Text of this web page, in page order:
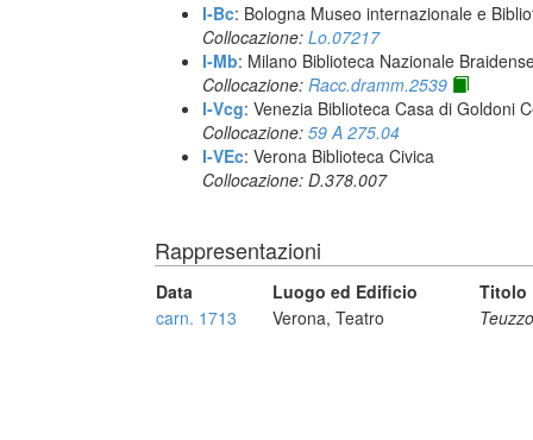
I-Bc: Bologna Museo internazionale e
Collocazione: Lo.07217
I-Mb: Milano Biblioteca Nazionale
Collocazione: Racc.dramm.2539
I-Vcg: Venezia Biblioteca Casa di Goldoni
Collocazione: 59 A 275.04
I-VEc: Verona Biblioteca Civica
Collocazione: D.378.007
Rappresentazioni
Data Luogo ed Edificio
Titolo
carn. 1713
Verona, Teatro